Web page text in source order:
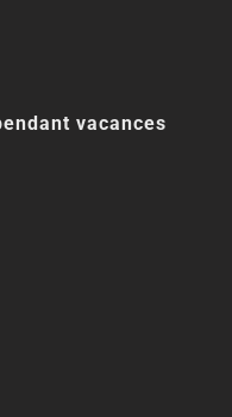
vacances